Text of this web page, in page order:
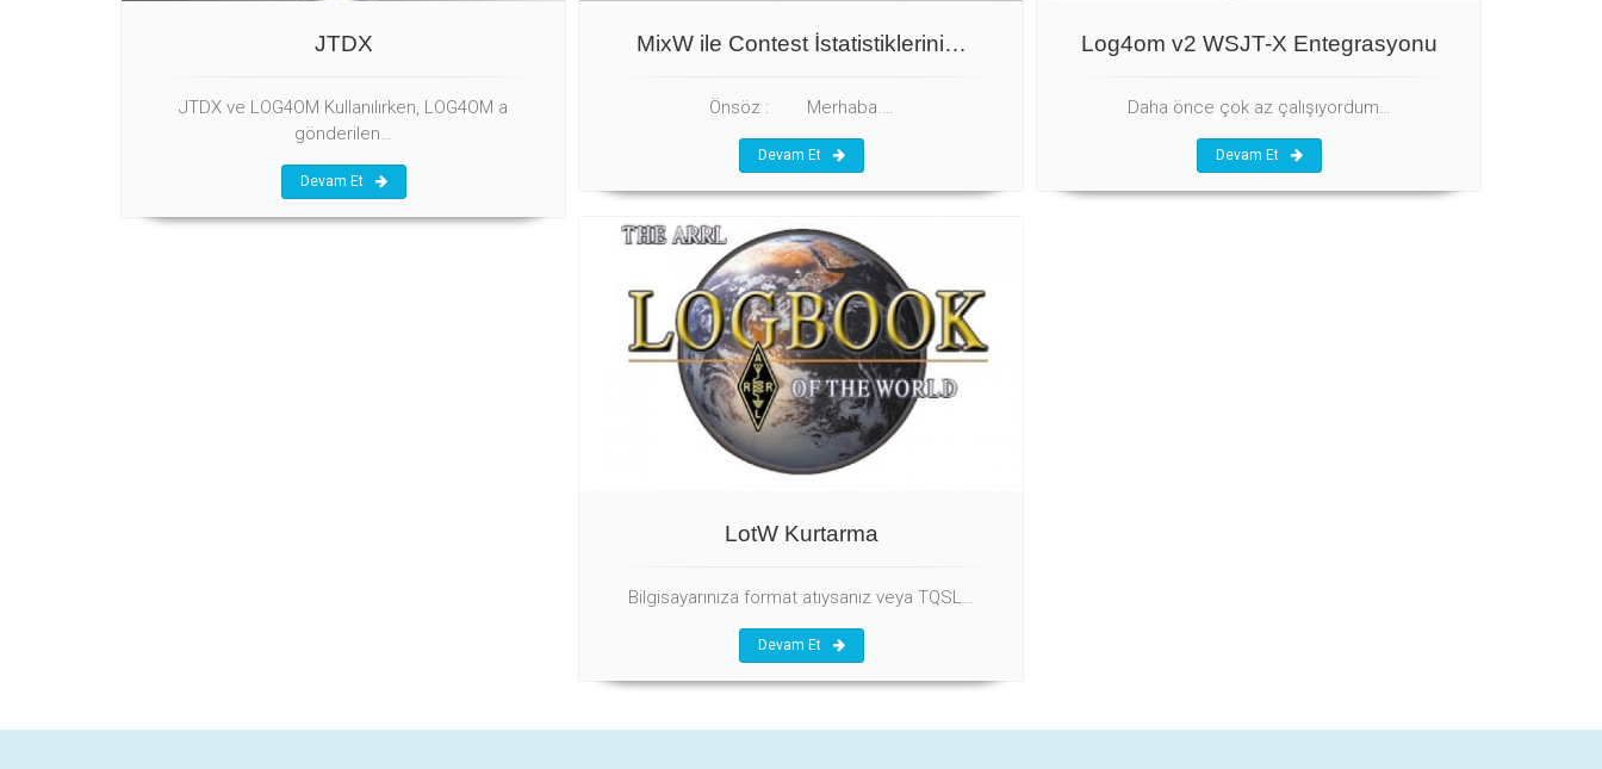
JTDX
JTDX ve LOG4OM Kullanılırken, LOG4OM a
gönderilen…
Devam Et
MixW ile Contest İstatistiklerini…
Önsöz : Merhaba.…
Devam Et
Log4om v2 WSJT-X Entegrasyonu
Daha önce çok az çalışıyordum…
Devam Et
LotW Kurtarma
Bilgisayarınıza format atıysanız veya TQSL…
Devam Et